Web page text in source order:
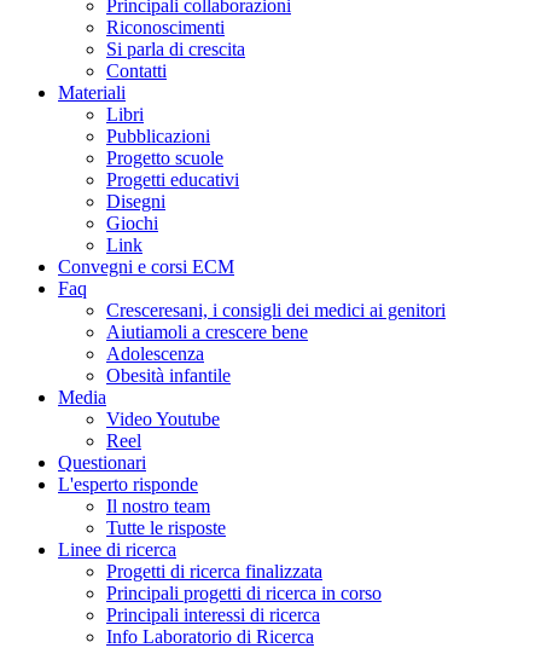
Principali collaborazioni
Riconoscimenti
Si parla di crescita
Contatti
Materiali
Libri
Pubblicazioni
Progetto scuole
Progetti educativi
Disegni
Giochi
Link
Convegni e corsi ECM
Faq
Cresceresani, i consigli dei medici ai genitori
Aiutiamoli a crescere bene
Adolescenza
Obesità infantile
Media
Video Youtube
Reel
Questionari
L'esperto risponde
Il nostro team
Tutte le risposte
Linee di ricerca
Progetti di ricerca finalizzata
Principali progetti di ricerca in corso
Principali interessi di ricerca
Info Laboratorio di Ricerca